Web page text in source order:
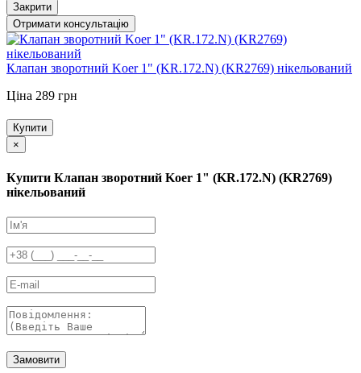
Закрити
Отримати консультацію
Клапан зворотний Koer 1" (KR.172.N) (KR2769) нікельований
Ціна 289 грн
Купити
×
Купити Клапан зворотний Koer 1" (KR.172.N) (KR2769)
нікельований
Замовити